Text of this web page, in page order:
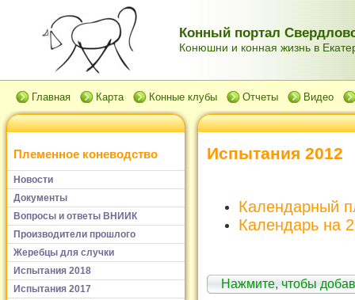
Конный портал
Конюшни и конная жизнь в
Главная Карта Конные клубы Отчеты Видео
Племенное коневодство
Новости
Документы
Вопросы и ответы ВНИИК
Производители прошлого
Жеребцы для случки
Испытания 2018
Испытания 2017
Испытания 2012
Календарный
Календарь на
Нажмите, чтобы